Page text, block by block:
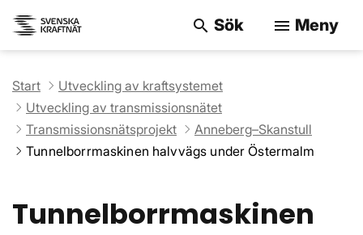
search Sök menu Meny
Start
Utveckling av kraftsystemet
Utveckling av transmissionsnätet
Transmissionsnätsprojekt
Anneberg–Skanstull
Tunnelborrmaskinen halvvägs under Östermalm
Tunnelborrmaskinen